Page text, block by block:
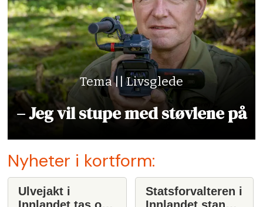
Tema || Livsglede
– Jeg vil stupe med støvlene på
Nyheter i kortform:
Ulvejakt i
Statsforvalteren i